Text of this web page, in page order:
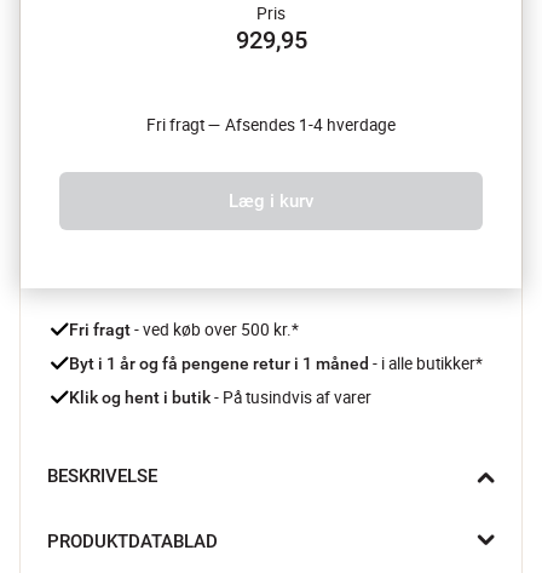
Pris
929,95
Fri fragt — Afsendes 1-4 hverdage
Læg i kurv
Fri fragt - ved køb over 500 kr.*
Byt i 1 år og få pengene retur i 1 måned - i alle butikker*
Klik og hent i butik - På tusindvis af varer
BESKRIVELSE
før, så er denne brødkniv ideel til formålet. Det savtakkede
PRODUKTDATABLAD